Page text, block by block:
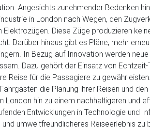
Angesichts zunehmender Bedenken
in London nach Wegen, den
Diese Züge produzieren
Darüber hinaus gibt es Pläne, mehr
In Bezug auf Innovation werden
Dazu gehört der Einsatz von Echtzeit-
Reise für die Passagiere zu
die Planung ihrer Reisen und den
hin zu einem nachhaltigeren und
Entwicklungen in Technologie und
umweltfreundlicheres Reiseerlebnis zu